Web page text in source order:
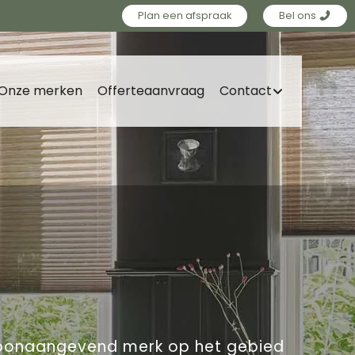
Plan een afspraak Bel ons
merken Offerteaanvraag Contact
merk op het gebied